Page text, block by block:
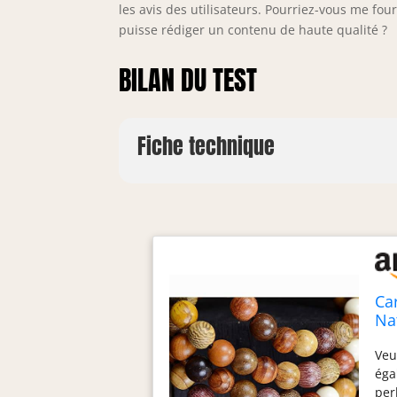
les avis des utilisateurs. Pourriez-vous me
puisse rédiger un contenu de haute qualité ?
BILAN DU TEST
Fiche technique